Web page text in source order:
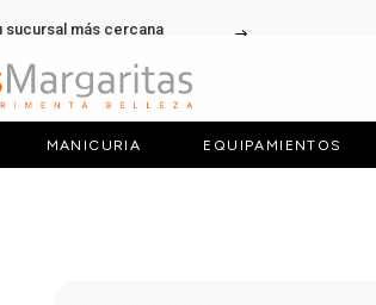
sucursal más cercana
MANICURIA EQUIPAMIENTOS